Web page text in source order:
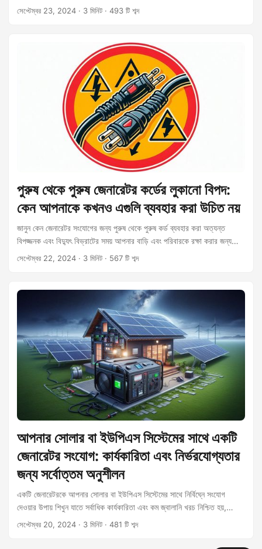
করুন।
সেপ্টেম্বর 23, 2024 · 3 মিনিট · 493 টি শব্দ
পুরুষ থেকে পুরুষ জেনারেটর কর্ডের লুকানো বিপদ:
কেন আপনাকে কখনও এগুলি ব্যবহার করা উচিত নয়
জানুন কেন জেনারেটর সংযোগের জন্য পুরুষ থেকে পুরুষ কর্ড ব্যবহার করা অত্যন্ত
বিপজ্জনক এবং বিদ্যুৎ বিভ্রাটের সময় আপনার বাড়ি এবং পরিবারকে রক্ষা করার জন্য
নিরাপদ বিকল্পগুলি সম্পর্কে জানুন।
সেপ্টেম্বর 22, 2024 · 3 মিনিট · 567 টি শব্দ
আপনার সোলার বা ইউপিএস সিস্টেমের সাথে একটি
জেনারেটর সংযোগ: কার্যকারিতা এবং নির্ভরযোগ্যতার
জন্য সর্বোত্তম অনুশীলন
একটি জেনারেটরকে আপনার সোলার বা ইউপিএস সিস্টেমের সাথে নির্বিঘ্নে সংযোগ
দেওয়ার উপায় শিখুন যাতে সর্বাধিক কার্যকারিতা এবং কম জ্বালানি খরচ নিশ্চিত হয়,
পাওয়ার আউটেজের সময় নির্ভরযোগ্যতা নিশ্চিত হয়।
সেপ্টেম্বর 20, 2024 · 3 মিনিট · 481 টি শব্দ